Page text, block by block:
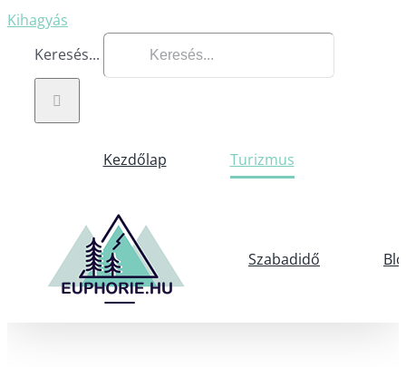
Kihagyás
Keresés...
Kezdőlap Turizmus
Szabadidő